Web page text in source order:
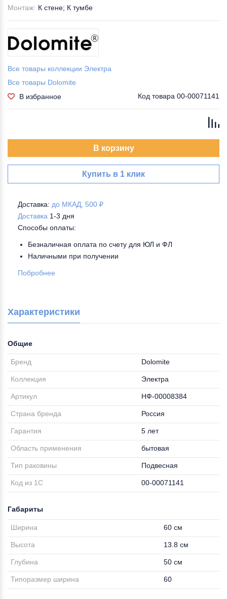
Монтаж: К стене; К тумбе
Все товары коллекции Электра
Все товары Dolomite
В избранное
Код товара 00-00071141
В корзину
Купить в 1 клик
Доставка: до МКАД, 500 ₽
Доставка 1-3 дня
Способы оплаты:
Безналичная оплата по счету для ЮЛ и ФЛ
Наличными при получении
Побробнее
Характеристики
Общие
Бренд Dolomite
Коллекция Электра
Артикул НФ-00008384
Страна бренда Россия
Гарантия 5 лет
Область применения бытовая
Тип раковины Подвесная
Код из 1С 00-00071141
Габариты
Ширина 60 см
Высота 13.8 см
Глубина 50 см
Типоразмер ширина 60